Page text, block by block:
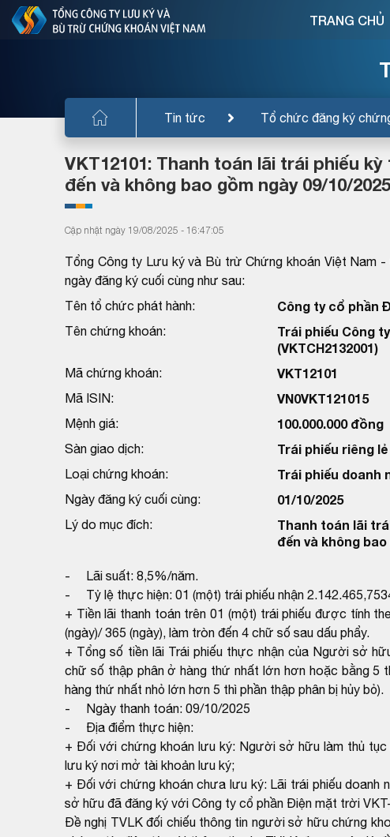
Tin tức Tổ chức đăng ký
TRANG CHỦ
VKT12101: Thanh toán lãi trái phiếu
đến và không bao gồm ngày 09/10/
Cập nhật ngày 19/08/2025 - 16:47:05
Tổng Công ty Lưu ký và Bù trừ Chứng khoán Việt Nam -
ngày đăng ký cuối cùng như sau:
Tên tổ chức phát hành:
Công ty cổ phần
Tên chứng khoán:
Trái phiếu Công
(VKTCH2132001)
Mã chứng khoán: VKT12101
Mã ISIN: VN0VKT121015
Mệnh giá: 100.000.000 đồng
Sàn giao dịch: Trái phiếu riêng lẻ
Loại chứng khoán: Trái phiếu doanh
Ngày đăng ký cuối cùng: 01/10/2025
Lý do mục đích:
Thanh toán lãi
đến và không
- Lãi suất: 8,5%/năm.
- Tỷ lệ thực hiện: 01 (một) trái phiếu nhận
+ Tiền lãi thanh toán trên 01 (một) trái phiếu được tính
(ngày)/ 365 (ngày), làm tròn đến 4 chữ số sau dấu phẩy.
+ Tổng số tiền lãi Trái phiếu thực nhận của Người sở
chữ số thập phân ở hàng thứ nhất lớn hơn hoặc bằng 5
hàng thứ nhất nhỏ lớn hơn 5 thì phần thập phân bị hủy bỏ).
- Ngày thanh toán: 09/10/2025
- Địa điểm thực hiện:
+ Đối với chứng khoán lưu ký: Người sở hữu làm thủ tục
lưu ký nơi mở tài khoản lưu ký;
+ Đối với chứng khoán chưa lưu ký: Lãi trái phiếu
sở hữu đã đăng ký với Công ty cổ phần Điện mặt trời
Đề nghị TVLK đối chiếu thông tin người sở hữu chứng